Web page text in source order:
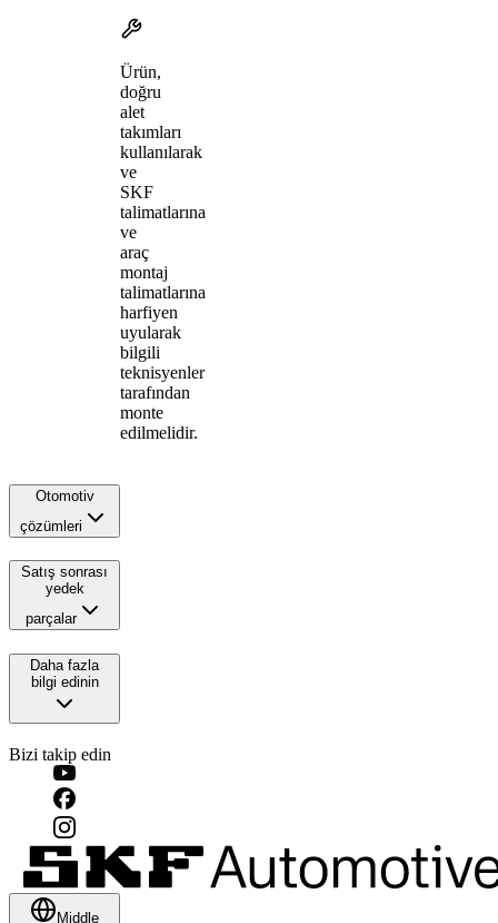
Ürün,
doğru
alet
takımları
kullanılarak
ve
SKF
talimatlarına
ve
araç
montaj
talimatlarına
harfiyen
uyularak
bilgili
teknisyenler
tarafından
monte
edilmelidir.
Otomotiv
çözümleri
Satış sonrası
yedek
parçalar
Daha fazla
bilgi edinin
Bizi takip edin
Middle